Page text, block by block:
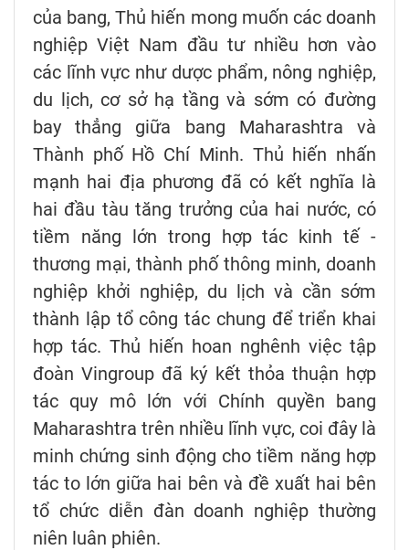
của bang, Thủ hiến mong muốn các doanh
nghiệp Việt Nam đầu tư nhiều hơn vào
các lĩnh vực như dược phẩm, nông nghiệp,
du lịch, cơ sở hạ tầng và sớm có đường
bay thẳng giữa bang Maharashtra và
Thành phố Hồ Chí Minh. Thủ hiến nhấn
mạnh hai địa phương đã có kết nghĩa là
hai đầu tàu tăng trưởng của hai nước, có
tiềm năng lớn trong hợp tác kinh tế -
thương mại, thành phố thông minh, doanh
nghiệp khởi nghiệp, du lịch và cần sớm
thành lập tổ công tác chung để triển khai
hợp tác. Thủ hiến hoan nghênh việc tập
đoàn Vingroup đã ký kết thỏa thuận hợp
tác quy mô lớn với Chính quyền bang
Maharashtra trên nhiều lĩnh vực, coi đây là
minh chứng sinh động cho tiềm năng hợp
tác to lớn giữa hai bên và đề xuất hai bên
tổ chức diễn đàn doanh nghiệp thường
niên luân phiên.